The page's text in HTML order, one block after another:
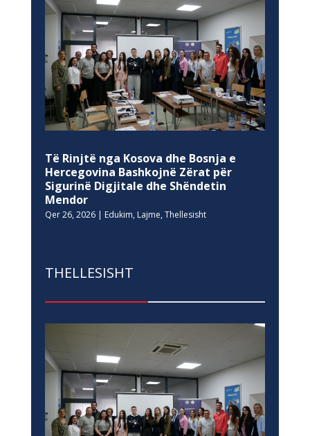
Të Rinjtë nga Kosova dhe Bosnja e
Hercegovina Bashkojnë Zërat për
Sigurinë Digjitale dhe Shëndetin
Mendor
Qer 26, 2026| Edukim, Lajme, Thellesisht
THELLESISHT